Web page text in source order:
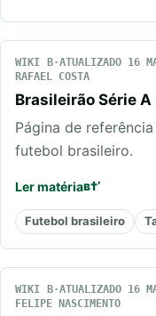
WIKI ATUALIZADO 16
RAFAEL COSTA
Brasileirão Série A
Página de
futebol brasileiro.
Ler matéria
Futebol brasileiro
WIKI ATUALIZADO 16
FELIPE NASCIMENTO